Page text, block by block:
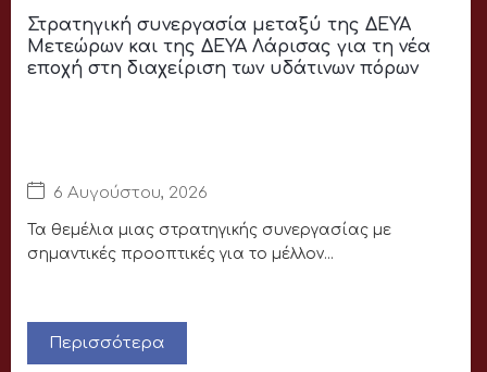
Στρατηγική συνεργασία μεταξύ της ΔΕΥΑ
Μετεώρων και της ΔΕΥΑ Λάρισας για τη νέα
εποχή στη διαχείριση των υδάτινων πόρων
6 Αυγούστου, 2026
Τα θεμέλια μιας στρατηγικής συνεργασίας με
σημαντικές προοπτικές για το μέλλον...
Περισσότερα